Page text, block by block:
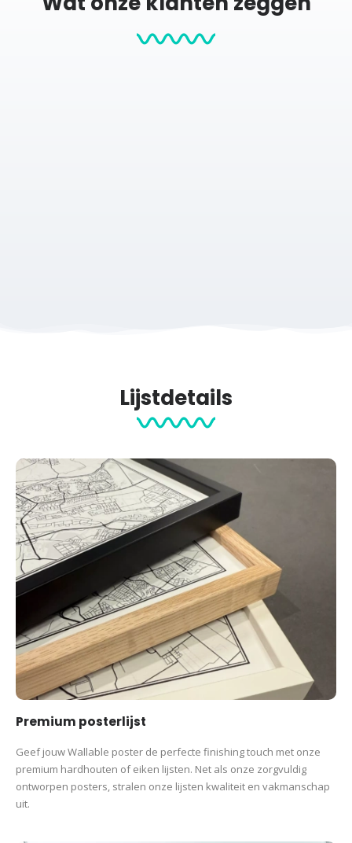
Lijstdetails
Premium posterlijst
Geef jouw Wallable poster de perfecte finishing touch met onze
premium hardhouten of eiken lijsten. Net als onze zorgvuldig
ontworpen posters, stralen onze lijsten kwaliteit en vakmanschap
uit.